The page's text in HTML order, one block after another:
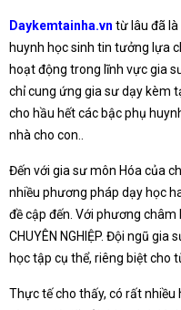
Daykemtainha.vn từ lâu đã
huynh học sinh tin tưởng lựa
hoạt động trong lĩnh vực gia
chỉ cung ứng gia sư dạy kèm
cho hầu hết các bậc phụ
nhà cho con..
Đến với gia sư môn Hóa của
nhiều phương pháp dạy học
đề cập đến. Với phương châm
CHUYÊN NGHIỆP. Đội ngũ
học tập cụ thể, riêng biệt cho
Thực tế cho thấy, có rất nhiều